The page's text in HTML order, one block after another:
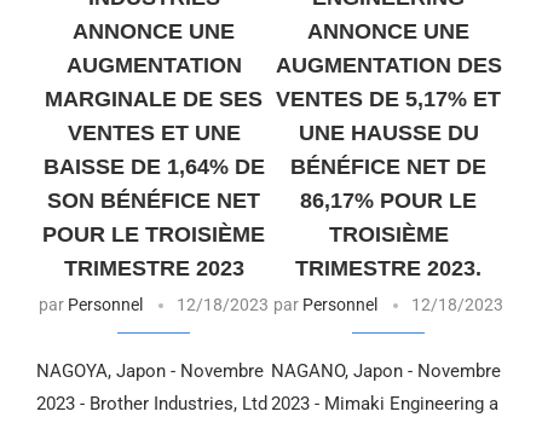
ANNONCE UNE
AUGMENTATION
MARGINALE DE SES
VENTES ET UNE
BAISSE DE 1,64% DE
SON BÉNÉFICE NET
POUR LE TROISIÈME
TRIMESTRE 2023
par Personnel 12/18/2023
NAGOYA, Japon - Novembre
2023 - Brother Industries, Ltd
ANNONCE UNE
AUGMENTATION DES
VENTES DE 5,17% ET
UNE HAUSSE DU
BÉNÉFICE NET DE
86,17% POUR LE
TROISIÈME
TRIMESTRE 2023.
par Personnel 12/18/2023
NAGANO, Japon - Novembre
2023 - Mimaki Engineering a